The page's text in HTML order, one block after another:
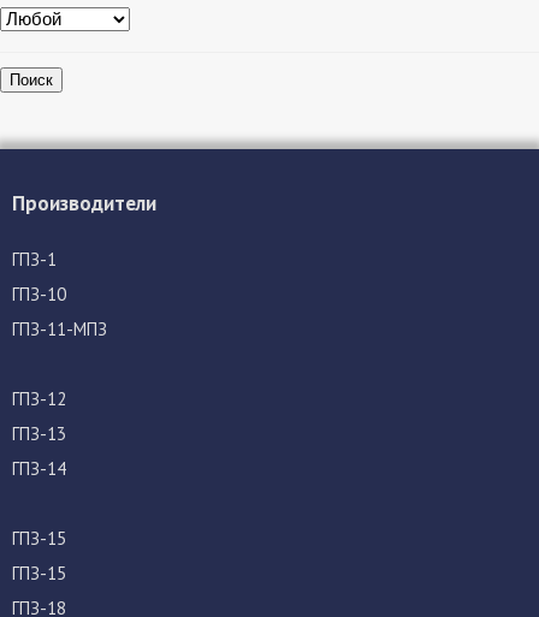
Поиск
Производители
ГПЗ-1
ГПЗ-10
ГПЗ-11-МПЗ
ГПЗ-12
ГПЗ-13
ГПЗ-14
ГПЗ-15
ГПЗ-15
ГПЗ-18